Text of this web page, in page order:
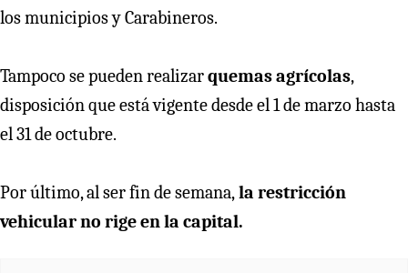
los municipios y Carabineros.
Tampoco se pueden realizarquemas agrícolas,
disposición que está vigente desde el 1 de marzo hasta
el 31 de octubre.
Por último, al ser fin de semana,la restricción
vehicular no rige en la capital.